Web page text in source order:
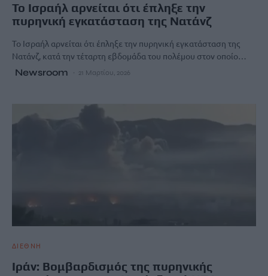
Το Ισραήλ αρνείται ότι έπληξε την
πυρηνική εγκατάσταση της Νατάνζ
Το Ισραήλ αρνείται ότι έπληξε την πυρηνική εγκατάσταση της
Νατάνζ, κατά την τέταρτη εβδομάδα του πολέμου στον οποίο…
Newsroom 21 Μαρτίου, 2026
ΔΙΕΘΝΗ
Ιράν: Βομβαρδισμός της πυρηνικής